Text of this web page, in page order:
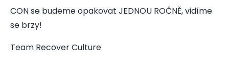
CON se budeme opakovat JEDNOU ROČNĚ, vidíme
se brzy!
Team Recover Culture